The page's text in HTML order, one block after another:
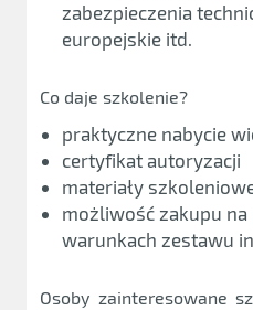
zabezpieczenia
europejskie itd.
Co daje szkolenie?
praktyczne nabycie
certyfikat autoryzacji
materiały
możliwość zakupu
warunkach zestawu
Osoby zainteresowane